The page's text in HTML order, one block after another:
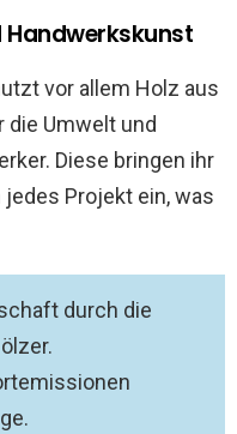
Handwerkskunst
vor allem Holz aus
die Umwelt und
Diese bringen ihr
Projekt ein, was
durch die